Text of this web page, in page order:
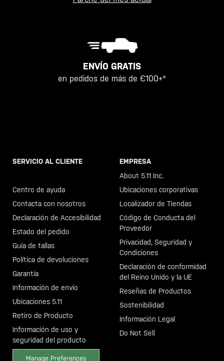
ENVÍO GRATIS
en pedidos de más de €100+*
SERVICIO AL CLIENTE
Centro de ayuda
Contacta con nosotros
Declaración de Accesibilidad
Estado del pedido
Guía de tallas
Política de devoluciones
Garantía
Información de envío
Ubicaciones 5.11
Retiro de Producto
Información de uso y
seguridad del producto
Manage Preferences
EMPRESA
About 5.11 Inc.
Ubicaciones corporativas
Localizador de Tiendas
Código de Conducta del
Proveedor
Privacidad, Seguridad y
Condiciones
Declaración de conformidad
del Reino Unido y la UE
Reseñas de Productos
Sostenibilidad
Información Legal
Do Not Sell